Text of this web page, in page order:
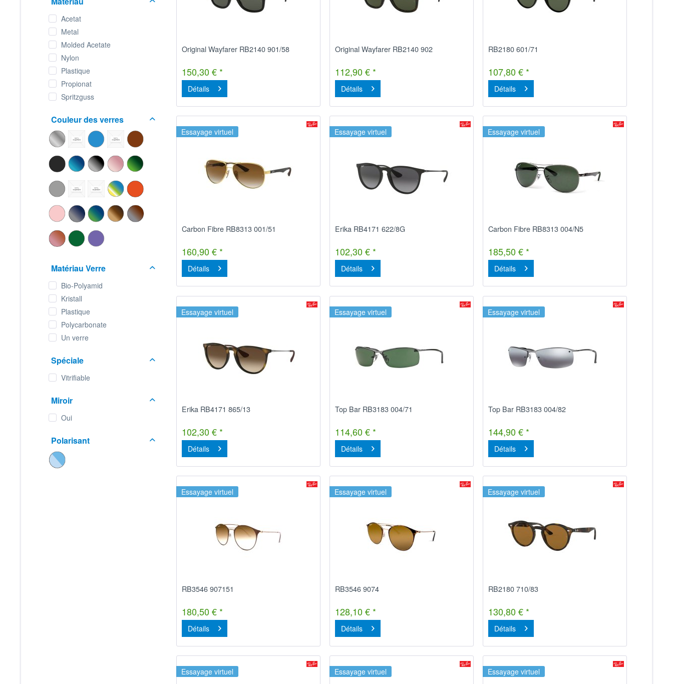
Acetat
Metal
Molded Acetate
Nylon
Plastique
Propionat
Spritzguss
Couleur des verres
Matériau Verre
Bio-Polyamid
Kristall
Plastique
Polycarbonate
Un verre
Spéciale
Vitrifiable
Miroir
Oui
Polarisant
Original Wayfarer RB2140 901/58
150,30 € *
Détails
Original Wayfarer RB2140 902
112,90 € *
Détails
RB2180 601/71
107,80 € *
Détails
Essayage virtuel
Carbon Fibre RB8313 001/51
160,90 € *
Détails
Essayage virtuel
Erika RB4171 622/8G
102,30 € *
Détails
Essayage virtuel
Carbon Fibre RB8313 004/N5
185,50 € *
Détails
Essayage virtuel
Erika RB4171 865/13
102,30 € *
Détails
Essayage virtuel
Top Bar RB3183 004/71
114,60 € *
Détails
Essayage virtuel
Top Bar RB3183 004/82
144,90 € *
Détails
Essayage virtuel
RB3546 907151
180,50 € *
Détails
Essayage virtuel
RB3546 9074
128,10 € *
Détails
Essayage virtuel
RB2180 710/83
130,80 € *
Détails
Essayage virtuel Essayage virtuel Essayage virtuel